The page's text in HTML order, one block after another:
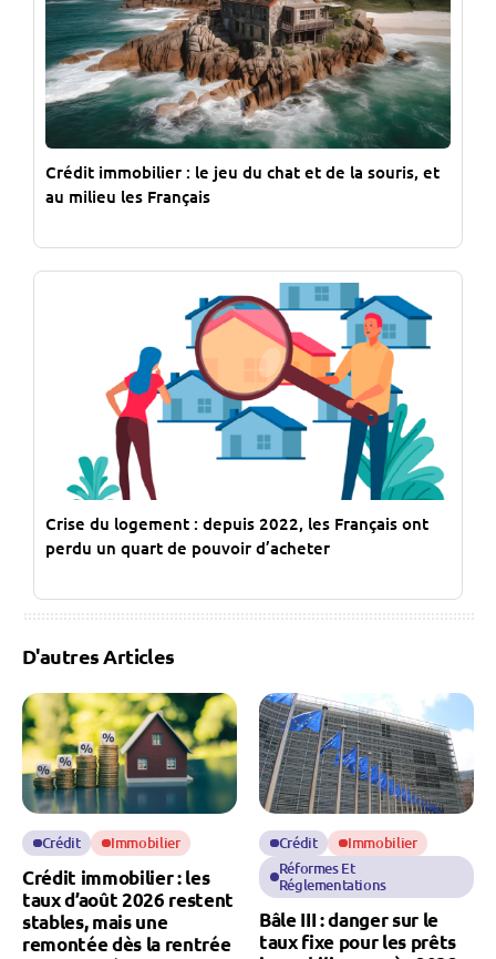
Crédit immobilier : le jeu du chat et de la souris, et
au milieu les Français
Crise du logement : depuis 2022, les Français ont
perdu un quart de pouvoir d’acheter
D'autres Articles
Crédit Immobilier
Crédit immobilier : les
taux d’août 2026 restent
stables, mais une
remontée dès la rentrée
Crédit
Immobilier
Réformes Et
Réglementations
Bâle III : danger sur le
taux fixe pour les prêts